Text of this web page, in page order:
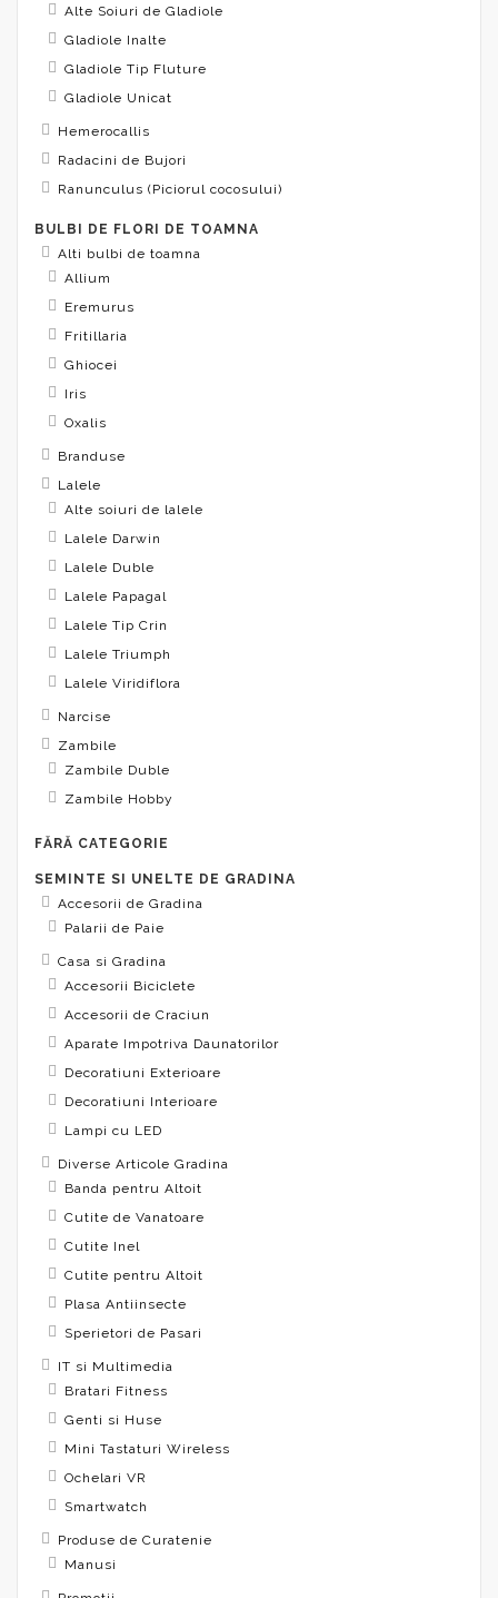
Alte Soiuri de Gladiole
Gladiole Inalte
Gladiole Tip Fluture
Gladiole Unicat
Hemerocallis
Radacini de Bujori
Ranunculus (Piciorul cocosului)
BULBI DE FLORI DE TOAMNA
Alti bulbi de toamna
Allium
Eremurus
Fritillaria
Ghiocei
Iris
Oxalis
Branduse
Lalele
Alte soiuri de lalele
Lalele Darwin
Lalele Duble
Lalele Papagal
Lalele Tip Crin
Lalele Triumph
Lalele Viridiflora
Narcise
Zambile
Zambile Duble
Zambile Hobby
FĂRĂ CATEGORIE
SEMINTE SI UNELTE DE GRADINA
Accesorii de Gradina
Palarii de Paie
Casa si Gradina
Accesorii Biciclete
Accesorii de Craciun
Aparate Impotriva Daunatorilor
Decoratiuni Exterioare
Decoratiuni Interioare
Lampi cu LED
Diverse Articole Gradina
Banda pentru Altoit
Cutite de Vanatoare
Cutite Inel
Cutite pentru Altoit
Plasa Antiinsecte
Sperietori de Pasari
IT si Multimedia
Bratari Fitness
Genti si Huse
Mini Tastaturi Wireless
Ochelari VR
Smartwatch
Produse de Curatenie
Manusi